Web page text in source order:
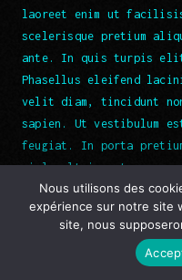
laoreet enim ut
scelerisque pretium
ante. In quis turpis
Phasellus eleifend
velit diam, tincidunt
sapien. Ut vestibulum
feugiat. In porta
nisl, ultrices tempor
Integer interdum,
diam lorem hendrerit
quam. Donec a lacus id
ante orci, porttitor
Ggle
Jerem x
Nous utilisons des
expérience sur notre site
site, nous